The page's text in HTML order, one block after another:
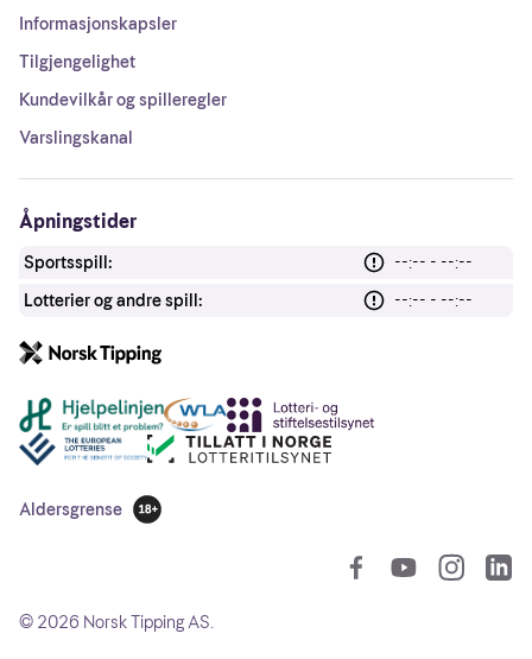
Informasjonskapsler
Tilgjengelighet
Kundevilkår og spilleregler
Varslingskanal
Åpningstider
Sportsspill:
--:-- - --:--
Lotterier og andre spill:
--:-- - --:--
Andre lenker
Aldersgrense
18 år
© 2026 Norsk Tipping AS.